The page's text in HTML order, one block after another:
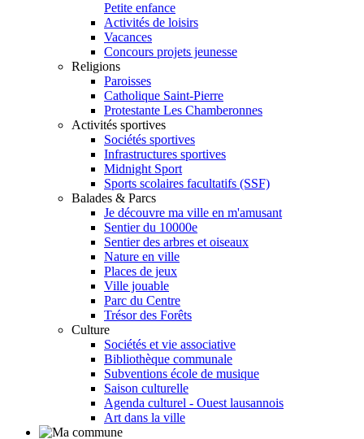
Petite enfance
Activités de loisirs
Vacances
Concours projets jeunesse
Religions
Paroisses
Catholique Saint-Pierre
Protestante Les Chamberonnes
Activités sportives
Sociétés sportives
Infrastructures sportives
Midnight Sport
Sports scolaires facultatifs (SSF)
Balades & Parcs
Je découvre ma ville en m'amusant
Sentier du 10000e
Sentier des arbres et oiseaux
Nature en ville
Places de jeux
Ville jouable
Parc du Centre
Trésor des Forêts
Culture
Sociétés et vie associative
Bibliothèque communale
Subventions école de musique
Saison culturelle
Agenda culturel - Ouest lausannois
Art dans la ville